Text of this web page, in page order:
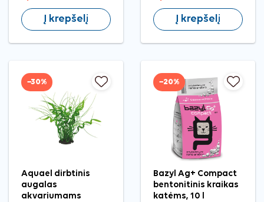
Į krepšelį Į krepšelį
−30%
Aquael dirbtinis
augalas
akvariumams
−20%
Bazyl Ag+ Compact
bentonitinis kraikas
katėms, 10 l